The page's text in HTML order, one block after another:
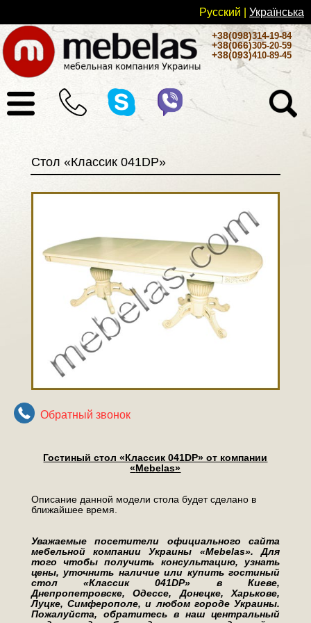
Русский Українськa
+38(098)314-19-84
+38(066)305-20-59
+38(093)410-89-45
Стол «Классик 041DP»
Обратный звонок
Гостиный стол «Классик 041DP» от компании
«Mebelas»
Описание данной модели стола будет сделано в
ближайшее время.
Уважаемые посетители официального сайта
мебельной компании Украины «Mebelas». Для
того чтобы получить консультацию, узнать
цены, уточнить наличие или купить гостиный
стол «Классик 041DP» в Киеве,
Днепропетровске, Одессе, Донецке, Харькове,
Луцке, Симферополе, и любом городе Украины.
Пожалуйста, обратитесь в наш центральный